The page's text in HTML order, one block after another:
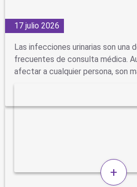
17 julio 2026
Las infecciones urinarias son una
frecuentes de consulta médica.
afectar a cualquier persona, son
+